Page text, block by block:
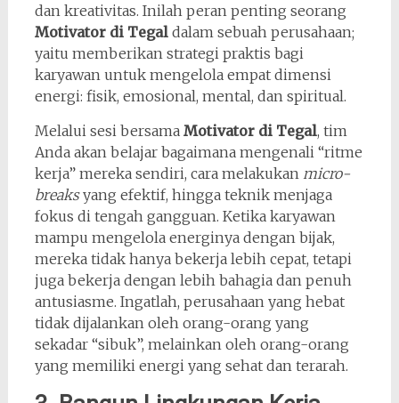
dan kreativitas. Inilah peran penting seorang
Motivator di Tegaldalam sebuah perusahaan;
yaitu memberikan strategi praktis bagi
karyawan untuk mengelola empat dimensi
energi: fisik, emosional, mental, dan spiritual.
Melalui sesi bersama Motivator di Tegal, tim
Anda akan belajar bagaimana mengenali “ritme
kerja” mereka sendiri, cara melakukan micro-
breaksyang efektif, hingga teknik menjaga
fokus di tengah gangguan. Ketika karyawan
mampu mengelola energinya dengan bijak,
mereka tidak hanya bekerja lebih cepat, tetapi
juga bekerja dengan lebih bahagia dan penuh
antusiasme. Ingatlah, perusahaan yang hebat
tidak dijalankan oleh orang-orang yang
sekadar “sibuk”, melainkan oleh orang-orang
yang memiliki energi yang sehat dan terarah.